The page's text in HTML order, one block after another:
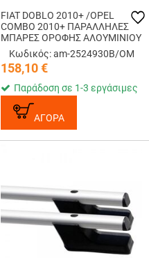
FIAT DOBLO 2010+ /OPEL
COMBO 2010+ ΠΑΡΑΛΛΗΛΕΣ
ΜΠΑΡΕΣ ΟΡΟΦΗΣ ΑΛΟΥΜΙΝΙΟΥ
L1 ΜΑΥΡΕΣ
Κωδικός: am-2524930B/OM
158,10€
Παράδοση σε 1-3 εργάσιμες
ΑΓΟΡΑ